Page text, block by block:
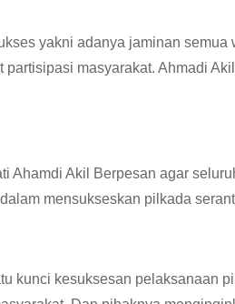
yakni adanya jaminan
partisipasi masyarakat. Ahmadi
Ahamdi Akil Berpesan agar
mensukseskan pilkada
kunci kesuksesan pelaksanaan